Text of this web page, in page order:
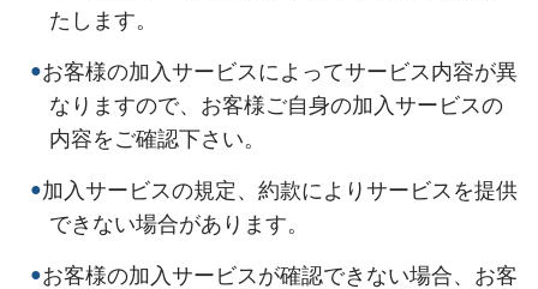
たします。
●お客様の加入サービスによってサービス内容が異
なりますので、お客様ご自身の加入サービスの
内容をご確認下さい。
●加入サービスの規定、約款によりサービスを提供
できない場合があります。
●お客様の加入サービスが確認できない場合、お客